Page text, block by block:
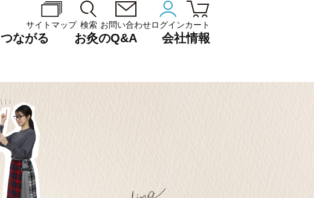
サイトマップ 検索 お問い合わせログインカート
つながる お灸のQ&A 会社情報